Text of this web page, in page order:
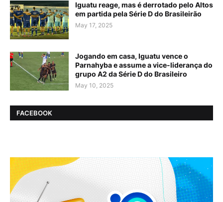
Iguatu reage, mas é derrotado pelo Altos
em partida pela Série D do Brasileirão
May 17, 2025
Jogando em casa, Iguatu vence o
Parnahyba e assume a vice-liderança do
grupo A2 da Série D do Brasileiro
May 10, 2025
FACEBOOK